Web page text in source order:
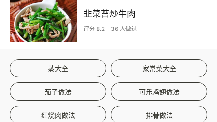
韭菜苔炒牛肉
评分 8.2 36 人做过
蒸大全 家常菜大全
茄子做法 可乐鸡翅做法
红烧肉做法 排骨做法